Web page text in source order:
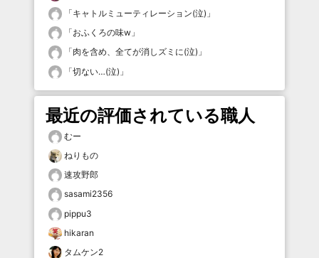
「キャトルミューティレーション(泣) 」
「おふくろの味w 」
「肉を含め、全てが消しズミに(泣) 」
「切ない…(泣) 」
最近の評価されている職人
むー
ねりもの
速攻野郎
sasami2356
pippu3
hikaran
タムケン2